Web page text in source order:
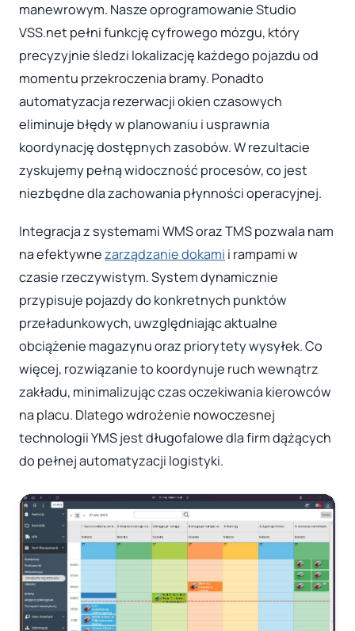
manewrowym. Nasze oprogramowanie Studio
VSS.net pełni funkcję cyfrowego mózgu, który
precyzyjnie śledzi lokalizację każdego pojazdu od
momentu przekroczenia bramy. Ponadto
automatyzacja rezerwacji okien czasowych
eliminuje błędy w planowaniu i usprawnia
koordynację dostępnych zasobów. W rezultacie
zyskujemy pełną widoczność procesów, co jest
niezbędne dla zachowania płynności operacyjnej.
Integracja z systemami WMS oraz TMS pozwala nam
na efektywnezarządzanie dokami i rampami w
czasie rzeczywistym. System dynamicznie
przypisuje pojazdy do konkretnych punktów
przeładunkowych, uwzględniając aktualne
obciążenie magazynu oraz priorytety wysyłek. Co
więcej, rozwiązanie to koordynuje ruch wewnątrz
zakładu, minimalizując czas oczekiwania kierowców
na placu. Dlatego wdrożenie nowoczesnej
technologii YMS jest długofalowe dla firm dążących
do pełnej automatyzacji logistyki.